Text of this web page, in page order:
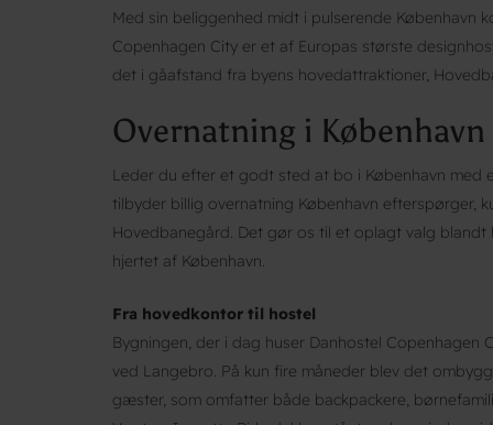
Med sin beliggenhed midt i pulserende
Copenhagen City er et af Europas største
det i gåafstand fra byens hovedattraktioner,
Overnatning i
Leder du efter et godt sted at bo i København med
tilbyder billig overnatning København efterspørger,
Hovedbanegård. Det gør os til et oplagt valg
hjertet af København.
Fra hovedkontor til hostel
Bygningen, der i dag huser Danhostel Copenhagen
ved Langebro. På kun fire måneder blev det
gæster, som omfatter både backpackere,